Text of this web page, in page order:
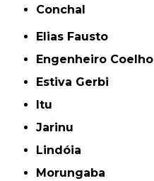
Conchal
Elias Fausto
Engenheiro Coelho
Estiva Gerbi
Itu
Jarinu
Lindóia
Morungaba